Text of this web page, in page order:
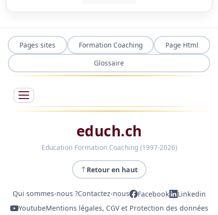
Pages sites Formation Coaching
Page Html
Glossaire
educh.ch
Education Formation Coaching (1997-2026)
Retour en haut
Qui sommes-nous ?Contactez-nous Facebook
Linkedin
YoutubeMentions légales, CGV et Protection des données